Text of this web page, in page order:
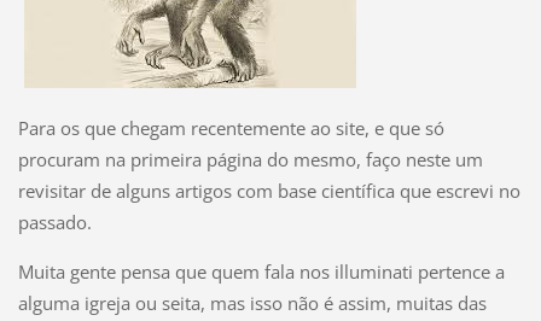
Para os que chegam recentemente ao site, e que só
procuram na primeira página do mesmo, faço neste um
revisitar de alguns artigos com base científica que escrevi no
passado.
Muita gente pensa que quem fala nos illuminati pertence a
alguma igreja ou seita, mas isso não é assim, muitas das